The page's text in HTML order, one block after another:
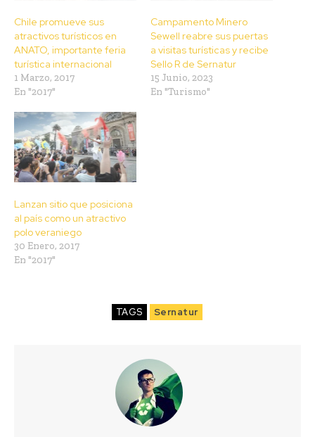
Chile promueve sus
atractivos turísticos en
ANATO, importante feria
turística internacional
1 Marzo, 2017
En "2017"
Campamento Minero
Sewell reabre sus puertas
a visitas turísticas y recibe
Sello R de Sernatur
15 Junio, 2023
En "Turismo"
Lanzan sitio que posiciona
al país como un atractivo
polo veraniego
30 Enero, 2017
En "2017"
TAGS Sernatur